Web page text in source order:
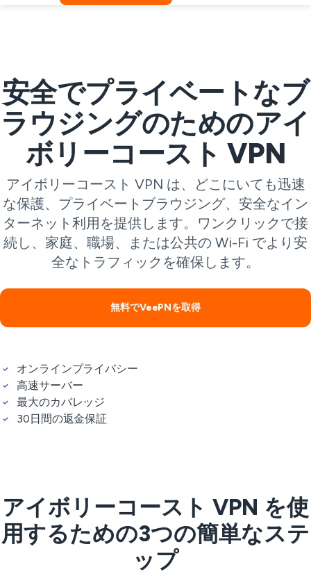
安全でプライベートなブ
ラウジングのためのアイ
ボリーコースト VPN
アイボリーコースト VPN は、どこにいても迅速
な保護、プライベートブラウジング、安全なイン
ターネット利用を提供します。ワンクリックで接
続し、家庭、職場、または公共の Wi-Fi でより安
全なトラフィックを確保します。
無料でVeePNを取得
オンラインプライバシー
高速サーバー
最大のカバレッジ
30日間の返金保証
アイボリーコースト VPN を使
用するための3つの簡単なステ
ップ